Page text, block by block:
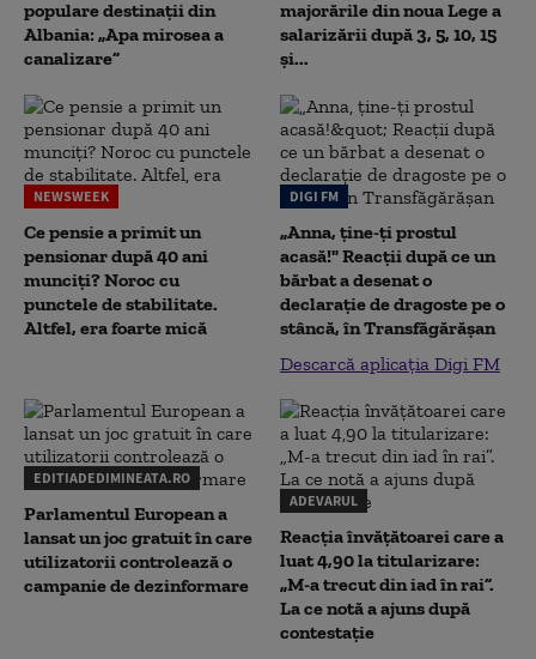
populare destinații din
Albania: „Apa mirosea a
canalizare”
majorările din noua Lege a
salarizării după 3, 5, 10, 15
și...
NEWSWEEK
Ce pensie a primit un
pensionar după 40 ani
munciți? Noroc cu
punctele de stabilitate.
Altfel, era foarte mică
DIGI FM
„Anna, ţine-ţi prostul
acasă!" Reacţii după ce un
bărbat a desenat o
declaraţie de dragoste pe o
stâncă, în Transfăgărăşan
Descarcă aplicația Digi FM
EDITIADEDIMINEATA.RO
Parlamentul European a
lansat un joc gratuit în care
utilizatorii controlează o
campanie de dezinformare
ADEVARUL
Reacția învățătoarei care a
luat 4,90 la titularizare:
„M-a trecut din iad în rai”.
La ce notă a ajuns după
contestație